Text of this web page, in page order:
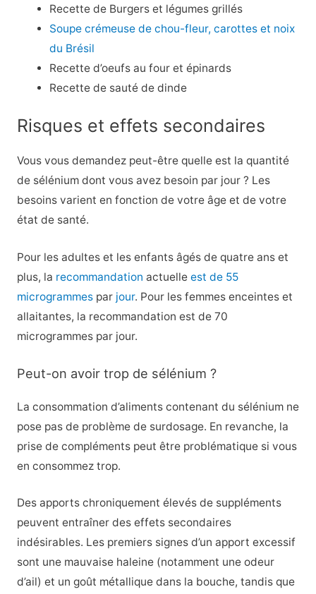
Recette de Burgers et légumes grillés
Soupe crémeuse de chou-fleur, carottes et noix
du Brésil
Recette d’oeufs au four et épinards
Recette de sauté de dinde
Risques et effets secondaires
Vous vous demandez peut-être quelle est la quantité
de sélénium dont vous avez besoin par jour ? Les
besoins varient en fonction de votre âge et de votre
état de santé.
Pour les adultes et les enfants âgés de quatre ans et
plus, la recommandation actuelle est de 55
microgrammespar jour. Pour les femmes enceintes et
allaitantes, la recommandation est de 70
microgrammes par jour.
Peut-on avoir trop de sélénium ?
La consommation d’aliments contenant du sélénium ne
pose pas de problème de surdosage. En revanche, la
prise de compléments peut être problématique si vous
en consommez trop.
Des apports chroniquement élevés de suppléments
peuvent entraîner des effets secondaires
indésirables. Les premiers signes d’un apport excessif
sont une mauvaise haleine (notamment une odeur
d’ail) et un goût métallique dans la bouche, tandis que